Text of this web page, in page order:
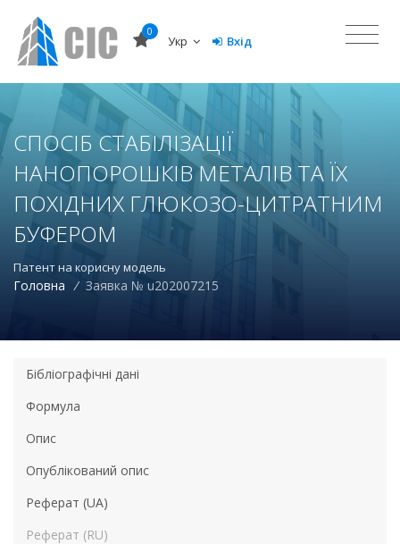
0
Укр Вхід
СПОСІБ СТАБІЛІЗАЦІЇ
НАНОПОРОШКІВ МЕТАЛІВ ТА ЇХ
ПОХІДНИХ ГЛЮКОЗО-ЦИТРАТНИМ
БУФЕРОМ
Патент на корисну модель
Головна / Заявка № u202007215
Бібліографічні дані
Формула
Опис
Опублікований опис
Реферат (UA)
Реферат (RU)